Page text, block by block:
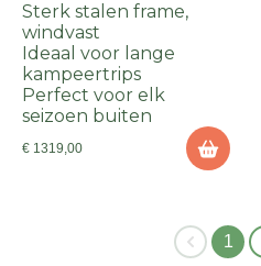
Sterk stalen frame,
windvast
Ideaal voor lange
kampeertrips
Perfect voor elk
seizoen buiten
€ 1319,00
1